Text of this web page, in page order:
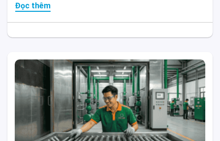
Đọc thêm